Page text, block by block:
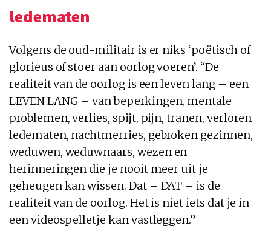
ledematen
Volgens de oud-militair is er niks ‘poëtisch of
glorieus of stoer aan oorlog voeren’. “De
realiteit van de oorlog is een leven lang – een
LEVEN LANG – van beperkingen, mentale
problemen, verlies, spijt, pijn, tranen, verloren
ledematen, nachtmerries, gebroken gezinnen,
weduwen, weduwnaars, wezen en
herinneringen die je nooit meer uit je
geheugen kan wissen. Dat – DAT – is de
realiteit van de oorlog. Het is niet iets dat je in
een videospelletje kan vastleggen.”